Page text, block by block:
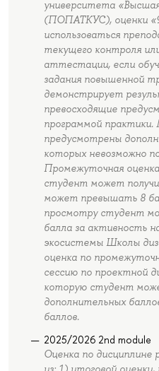
университета
(ПОПАТКУС), оценки
использоваться
текущего контроля
аттестации, если
задания повышенной
демонстрирует
превосходящие
программой
предусмотрены
которых невозможно
Промежуточная
студент может
может превышать 8
просмотру студент
балла за активность
экосистемы Школы
оценка по
сессию по проектной
которую студент
дополнительных
баллов.
2025/2026 2nd module
Оценка по дисциплине